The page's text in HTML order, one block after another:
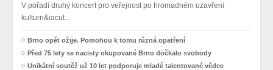
V pořadí druhý koncert pro veřejnost po hromadném uzavření
kulturn&iacut...
Brno opět ožije. Pomohou k tomu různá opatření
Před 75 lety se nacisty okupované Brno dočkalo svobody
Unikátní soutěž už 10 let podporuje mladé talentované vědce